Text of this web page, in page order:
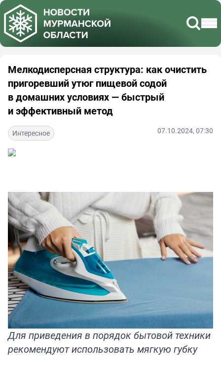
Мелкодисперсная структура: как очистить
пригоревший утюг пищевой содой
в домашних условиях — быстрый
и эффективный метод
Интересное 07.10.2024, 07:30
Для приведения в порядок бытовой техники
рекомендуют использовать мягкую губку